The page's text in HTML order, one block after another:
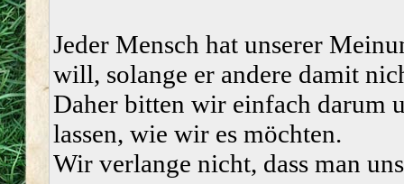
Jeder Mensch hat unserer
will, solange er andere damit
Daher bitten wir einfach darum
lassen, wie wir es möchten.
Wir verlange nicht, dass man